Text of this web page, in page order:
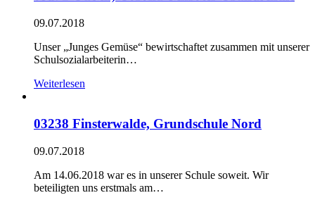
09.07.2018
Unser „Junges Gemüse“ bewirtschaftet zusammen mit unserer
Schulsozialarbeiterin…
Weiterlesen
03238 Finsterwalde, Grundschule Nord
09.07.2018
Am 14.06.2018 war es in unserer Schule soweit. Wir
beteiligten uns erstmals am…